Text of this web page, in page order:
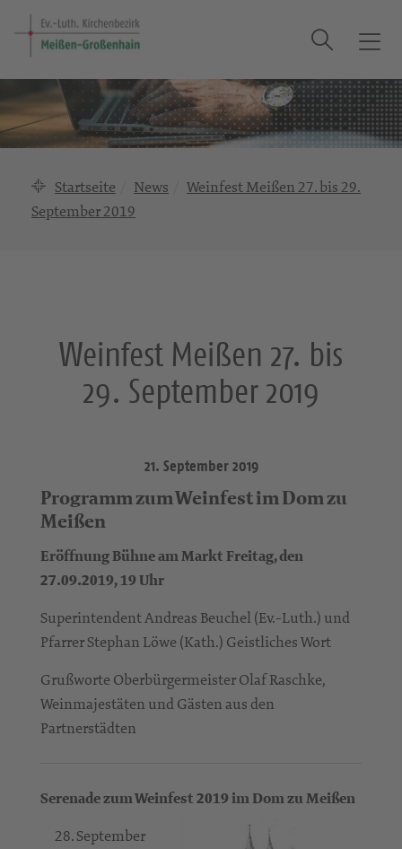
T
g
g
l
Suche
Startseite News
Weinfest Meißen 27. bis 29.
September 2019
Weinfest Meißen 27. bis
29. September 2019
21. September 2019
Programm zum Weinfest im Dom zu
Meißen
Eröffnung Bühne am Markt Freitag, den
27.09.2019, 19 Uhr
Superintendent Andreas Beuchel (Ev.-Luth.) und
Pfarrer Stephan Löwe (Kath.) Geistliches Wort
Grußworte Oberbürgermeister Olaf Raschke,
Weinmajestäten und Gästen aus den
Partnerstädten
Serenade zum Weinfest 2019 im Dom zu Meißen
September